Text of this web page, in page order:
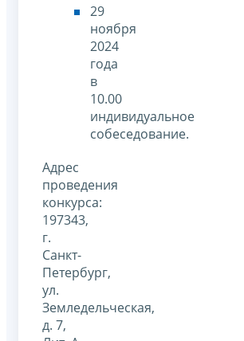
29
ноября
2024
года
в
10.00
индивидуальное
собеседование.
Адрес
проведения
конкурса:
197343,
г.
Санкт-
Петербург,
ул.
Земледельческая,
д. 7,